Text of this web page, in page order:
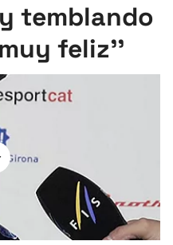
temblando
feliz''